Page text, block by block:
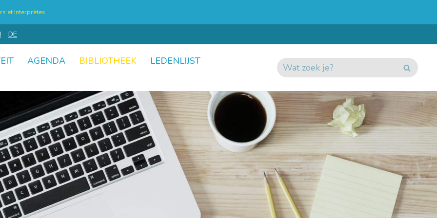
et Interprètes
DE
AGENDA BIBLIOTHEEK
LEDENLIJST